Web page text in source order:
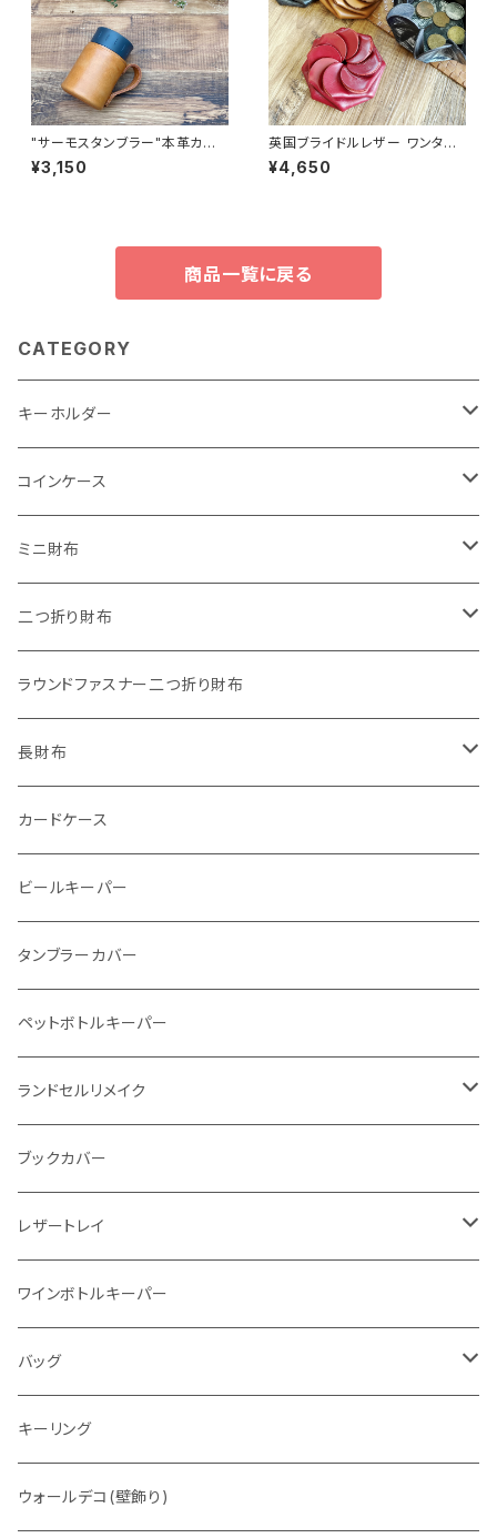
"サーモスタンブラー"本革カバ
ー＜CAMEL＞ 保冷機能付き T
HERMOS 350mlカバー☆
¥3,150
英国ブライドルレザー ワンタッ
チコインケース＜RED＞名入れ
刻印 &ギフト包装無料☆
¥4,650
商品一覧に戻る
CATEGORY
キーホルダー
"子供の絵"キーホルダー
"餞別"キーホルダー
"うちの子"ペットキーホルダー
コインケース
ワンタッチコインケース ブライドルレザー
ワンタッチコインケース ブッテーロ
ワンタッチコインケース 国産革
ファスナーコインケース
ミニ財布
"Jack"マイクロウォレット(三つ折り式)
"Ripper"マイクロウォレット(三つ折り式)
二つ折り財布
"Basic"アートウォレット
番外編Basicアートウォレット (インポート革版)
スキニーウォレット
ストーンウォレット
メタルウォレット
インビジブルウォレット
イントレチャート 編み込みアートウォレット
"Crammy"L字フラップウォレット
"メッセージ"カリグラフィーウォレット
ラウンドファスナー二つ折り財布
長財布
折り財布
L字ファスナー
柔らか革財布
イントレチャート
ラウンドファスナー
カードケース
ビールキーパー
タンブラーカバー
ペットボトルキーパー
ランドセルリメイク
写真立て
ブックカバー
レザートレイ
番外編"Wave"
通常盤
ワインボトルキーパー
バッグ
トートバッグ
ウォレットバッグ
キーリング
ウォールデコ(壁飾り)